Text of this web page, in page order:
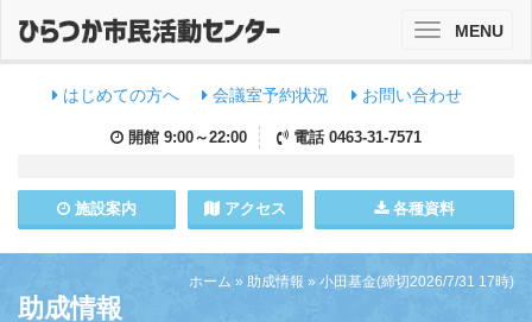
はじめての方へ 会議室予約状況 お問い合わせ
開館 9:00～22:00 電話 0463-31-7571
施設案内 アクセス 各種資料
ToggleMENU
ホーム » 助成情報 » 小田基金(締切2026/7/31 17時)
助成情報